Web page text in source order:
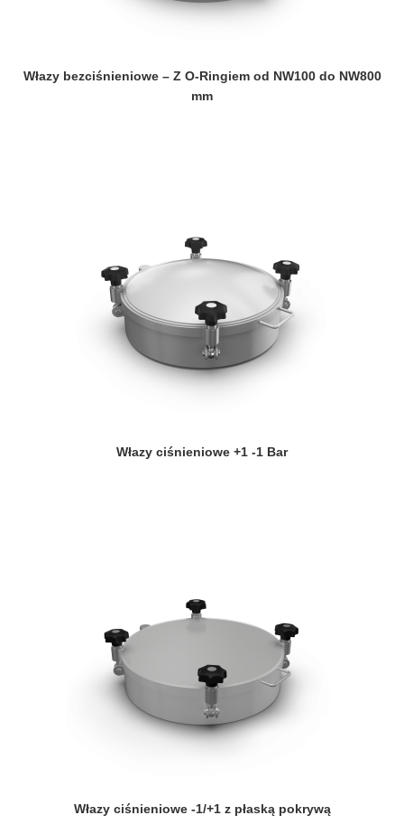
Włazy bezciśnieniowe – Z O-Ringiem od NW100 do NW800
mm
Włazy ciśnieniowe +1 -1 Bar
Włazy ciśnieniowe -1/+1 z płaską pokrywą